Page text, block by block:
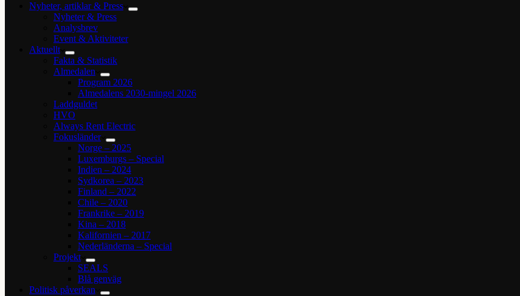
Nyheter, artiklar & Press
Nyheter & Press
Analysbrev
Event & Aktiviteter
Aktuellt
Fakta & Statistik
Almedalen
Program 2026
Almedalens 2030-mingel 2026
Laddguldet
HVO
Always Rent Electric
Fokusländer
Norge – 2025
Luxemburgs – Special
Indien – 2024
Sydkorea – 2023
Finland – 2022
Chile – 2020
Frankrike – 2019
Kina – 2018
Kalifornien – 2017
Nederländerna – Special
Projekt
SEALS
Blå genväg
Politisk påverkan